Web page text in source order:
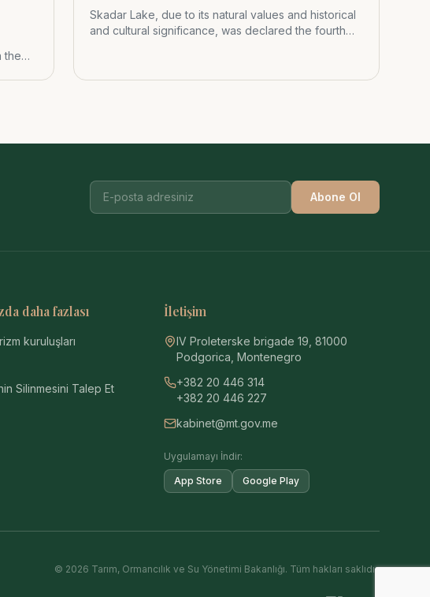
the
Skadar Lake, due to its natural values and historical
and cultural significance, was declared the fourth
Abone Ol
daha fazlası
kuruluşları
Silinmesini Talep Et
İletişim
IV Proleterske brigade 19, 81000
Podgorica, Montenegro
+382 20 446 314
+382 20 446 227
kabinet@mt.gov.me
Uygulamayı İndir:
App Store Google Play
© 2026 Tarım, Ormancılık ve Su Yönetimi Bakanlığı. Tüm hakları saklıdır.